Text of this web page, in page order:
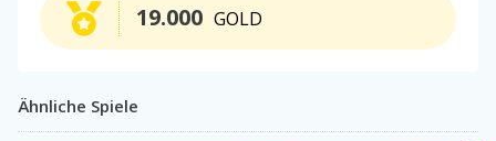
GOLD
19.000
Ähnliche Spiele